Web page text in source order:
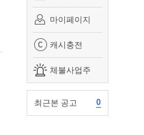
마이페이지
캐시충전
체불사업주
최근본 공고 0